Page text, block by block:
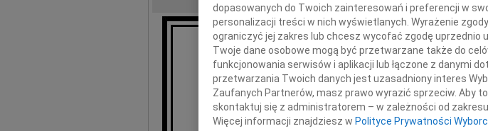
Kierownikowi Apteki Szpitalnej
Pani mgr farmacji
dopasowanych do Twoich zainteresowań i preferencji w
personalizacji treści w nich wyświetlanych. Wyrażenie
ograniczyć jej zakres lub chcesz wycofać zgodę uprzednio
Twoje dane osobowe mogą być przetwarzane także do
funkcjonowania serwisów i aplikacji lub łączone z danymi
przetwarzania Twoich danych jest uzasadniony interes
Zaufanych Partnerów, masz prawo wyrazić sprzeciw. Aby
skontaktuj się z administratorem – w zależności od
Więcej informacji znajdziesz w Polityce Prywatności